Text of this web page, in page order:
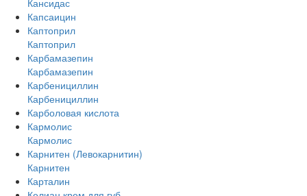
Кансидас
Капсаицин
Каптоприл
Каптоприл
Карбамазепин
Карбамазепин
Карбенициллин
Карбенициллин
Карболовая кислота
Кармолис
Кармолис
Карнитен (Левокарнитин)
Карнитен
Карталин